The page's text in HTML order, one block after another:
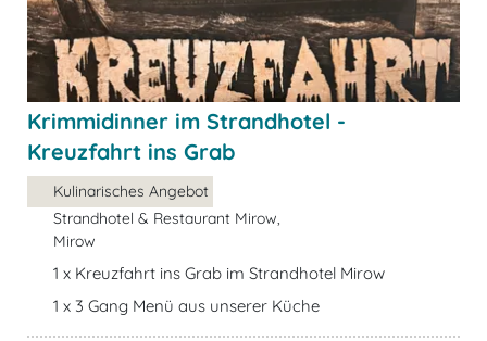
Krimmidinner im Strandhotel -
Kreuzfahrt ins Grab
Kulinarisches Angebot
Strandhotel & Restaurant Mirow,
Mirow
1 x Kreuzfahrt ins Grab im Strandhotel Mirow
1 x 3 Gang Menü aus unserer Küche